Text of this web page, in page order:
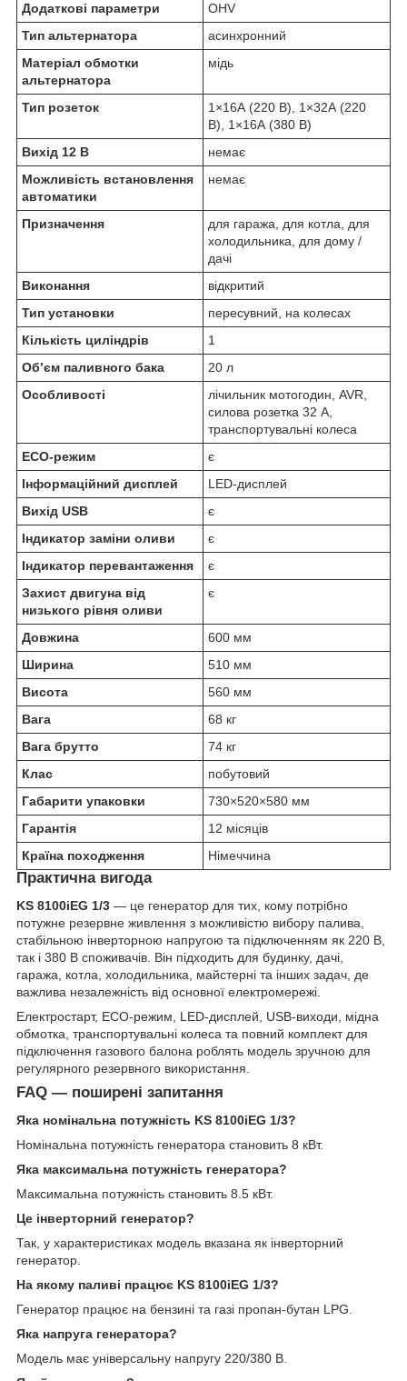
Додаткові параметри
OHV
Тип альтернатора
асинхронний
Матеріал обмотки
альтернатора
мідь
Тип розеток
1×16А (220 В), 1×32А (220
В), 1×16А (380 В)
Вихід 12 В
немає
Можливість встановлення
автоматики
немає
Призначення
для гаража, для котла, для
холодильника, для дому /
дачі
Виконання
відкритий
Тип установки
пересувний, на колесах
Кількість циліндрів
1
Об’єм паливного бака
20 л
Особливості
лічильник мотогодин, AVR,
силова розетка 32 А,
транспортувальні колеса
ECO-режим
є
Інформаційний дисплей
LED-дисплей
Вихід USB
є
Індикатор заміни оливи
є
Індикатор перевантаження
є
Захист двигуна від
низького рівня оливи
є
Довжина
600 мм
Ширина
510 мм
Висота
560 мм
Вага
68 кг
Вага брутто
74 кг
Клас
побутовий
Габарити упаковки
730×520×580 мм
Гарантія
12 місяців
Країна походження
Німеччина
Практична вигода
KS 8100iEG 1/3 — це генератор для тих, кому потрібно
потужне резервне живлення з можливістю вибору палива,
стабільною інверторною напругою та підключенням як 220 В,
так і 380 В споживачів. Він підходить для будинку, дачі,
гаража, котла, холодильника, майстерні та інших задач, де
важлива незалежність від основної електромережі.
Електростарт, ECO-режим, LED-дисплей, USB-виходи, мідна
обмотка, транспортувальні колеса та повний комплект для
підключення газового балона роблять модель зручною для
регулярного резервного використання.
FAQ — поширені запитання
Яка номінальна потужність KS 8100iEG 1/3?
Номінальна потужність генератора становить 8 кВт.
Яка максимальна потужність генератора?
Максимальна потужність становить 8.5 кВт.
Це інверторний генератор?
Так, у характеристиках модель вказана як інверторний
генератор.
На якому паливі працює KS 8100iEG 1/3?
Генератор працює на бензині та газі пропан-бутан LPG.
Яка напруга генератора?
Модель має універсальну напругу 220/380 В.